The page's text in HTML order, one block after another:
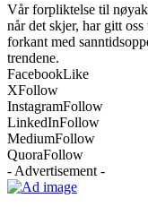
Vår forpliktelse til
når det skjer, har gitt
forkant med
trendene.
FacebookLike
XFollow
InstagramFollow
LinkedInFollow
MediumFollow
QuoraFollow
- Advertisement -